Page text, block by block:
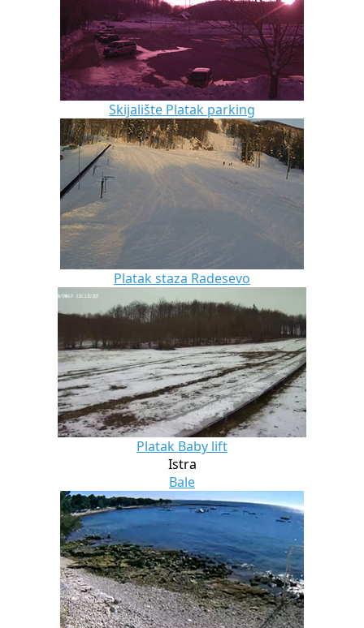
Skijalište Platak parking
Platak staza Radesevo
Platak Baby lift
Istra
Bale